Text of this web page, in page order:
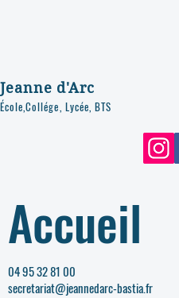
Accueil
04 95 32 81 00
secretariat@jeannedarc-bastia.fr
Jeanne d'Arc
École,Collége, Lycée, BTS